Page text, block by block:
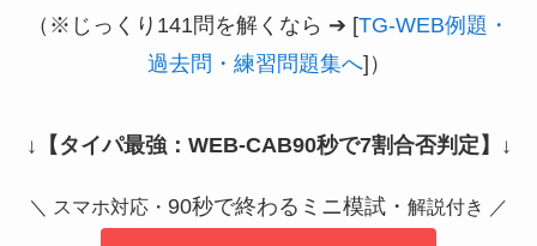
（※じっくり141問を解くなら ➔ [TG-WEB例題・
過去問・練習問題集へ]）
↓ 【タイパ最強：WEB-CAB90秒で7割合否判定】 ↓
＼ スマホ対応・ 90秒で終わるミニ模試・ 解説付き ／